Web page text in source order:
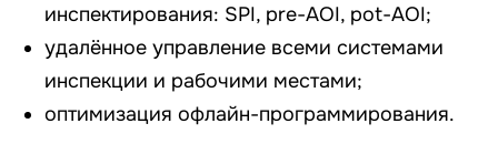
инспектирования: SPI, pre-AOI, pot-AOI;
удалённое управление всеми системами
инспекции и рабочими местами;
оптимизация офлайн-программирования.